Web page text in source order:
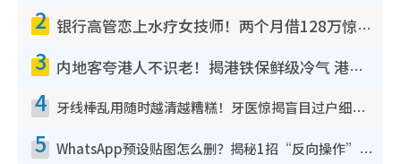
2 银行高管恋上水疗女技师！两个月借128万惊觉“沉船”沉落火海 揭背后疑似邪教操控卖淫
3 内地客夸港人不识老！揭港铁保鲜级冷气 港人求放过：别投诉
4 牙线棒乱用随时越清越糟糕！牙医惊揭盲目过户细菌恐致蛀牙：这种才是日常真保养
5 WhatsApp预设贴图怎么删？揭秘1招“反向操作”还原简洁界面 附3步实测教程